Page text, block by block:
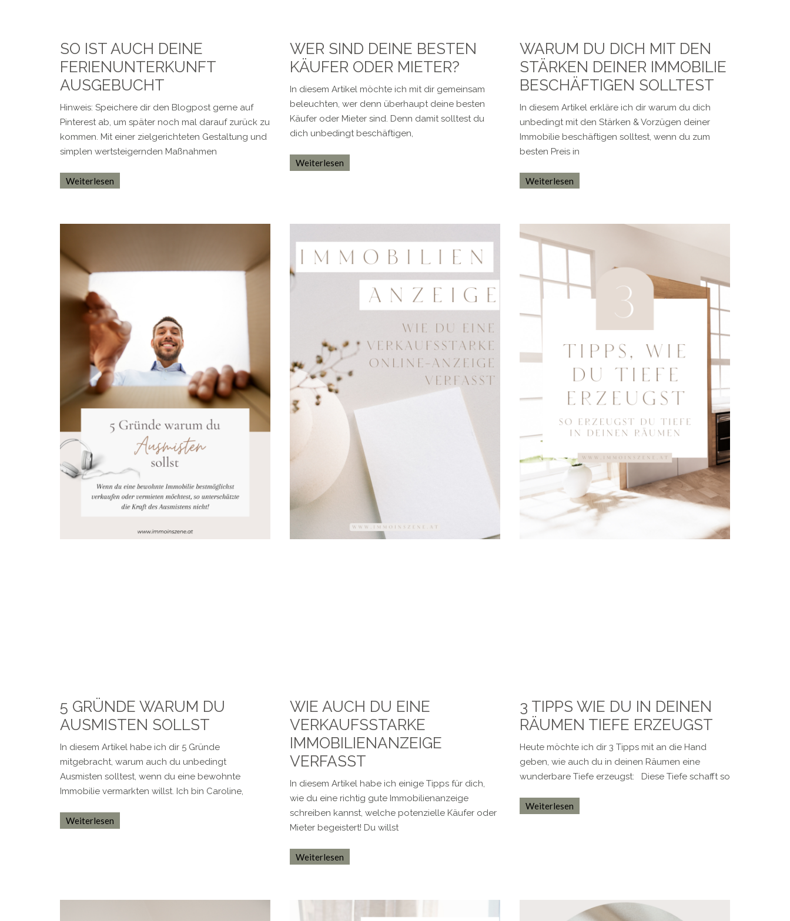
SO IST AUCH DEINE
FERIENUNTERKUNFT
AUSGEBUCHT
Hinweis: Speichere dir den Blogpost gerne auf
Pinterest ab, um später noch mal darauf zurück zu
kommen. Mit einer zielgerichteten Gestaltung und
simplen wertsteigernden Maßnahmen
Weiterlesen
WER SIND DEINE BESTEN
KÄUFER ODER MIETER?
In diesem Artikel möchte ich mit dir gemeinsam
beleuchten, wer denn überhaupt deine besten
Käufer oder Mieter sind. Denn damit solltest du
dich unbedingt beschäftigen,
Weiterlesen
WARUM DU DICH MIT DEN
STÄRKEN DEINER IMMOBILIE
BESCHÄFTIGEN SOLLTEST
In diesem Artikel erkläre ich dir warum du dich
unbedingt mit den Stärken & Vorzügen deiner
Immobilie beschäftigen solltest, wenn du zum
besten Preis in
Weiterlesen
5 GRÜNDE WARUM DU
AUSMISTEN SOLLST
In diesem Artikel habe ich dir 5 Gründe
mitgebracht, warum auch du unbedingt
Ausmisten solltest, wenn du eine bewohnte
Immobilie vermarkten willst. Ich bin Caroline,
Weiterlesen
WIE AUCH DU EINE
VERKAUFSSTARKE
IMMOBILIENANZEIGE
VERFASST
In diesem Artikel habe ich einige Tipps für dich,
wie du eine richtig gute Immobilienanzeige
schreiben kannst, welche potenzielle Käufer oder
Mieter begeistert! Du willst
Weiterlesen
3 TIPPS WIE DU IN DEINEN
RÄUMEN TIEFE ERZEUGST
Heute möchte ich dir 3 Tipps mit an die Hand
geben, wie auch du in deinen Räumen eine
wunderbare Tiefe erzeugst: Diese Tiefe schafft so
Weiterlesen